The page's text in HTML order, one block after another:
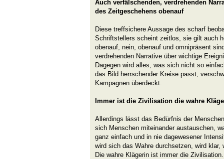
Auch verfälschenden, verdrehenden
des Zeitgeschehens obenauf
Diese treffsichere Aussage des scharf
Schriftstellers scheint zeitlos, sie gilt auch
obenauf, nein, obenauf und omnipräsent
verdrehenden Narrative über wichtige
Dagegen wird alles, was sich nicht so
das Bild herrschender Kreise passt,
Kampagnen überdeckt.
Immer ist die Zivilisation die wahre
Allerdings lässt das Bedürfnis der
sich Menschen miteinander austauschen,
ganz einfach und in nie dagewesener
wird sich das Wahre durchsetzen, wird
Die wahre Klägerin ist immer die